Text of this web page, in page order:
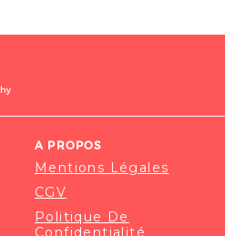
A PROPOS
Mentions Légales
CGV
Politique De
Confidentialité